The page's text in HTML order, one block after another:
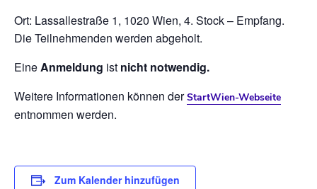
Ort: Lassallestraße 1, 1020 Wien, 4. Stock – Empfang.
Die Teilnehmenden werden abgeholt.
EineAnmeldung ist nicht notwendig.
Weitere Informationen können derStartWien-Webseite
entnommen werden.
Zum Kalender hinzufügen